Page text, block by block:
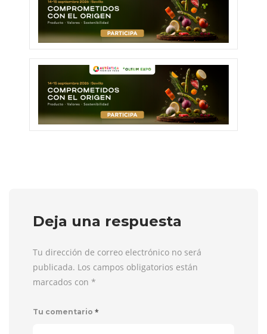
Deja una respuesta
Tu dirección de correo electrónico no será
publicada. Los campos obligatorios están
marcados con *
Tu comentario *